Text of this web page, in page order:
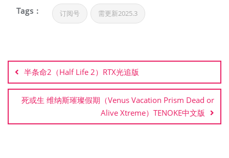
Tags : 订阅号 需更新2025.3
章
导
航
半条命2（Half Life 2）RTX光追版
死或生 维纳斯璀璨假期（Venus Vacation Prism Dead or
Alive Xtreme）TENOKE中文版